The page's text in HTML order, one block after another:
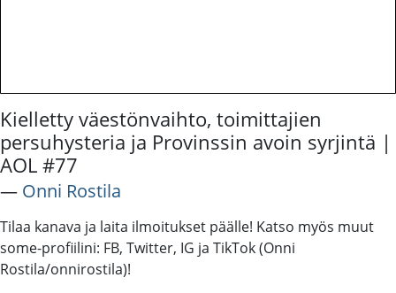
Kielletty väestönvaihto, toimittajien
persuhysteria ja Provinssin avoin syrjintä |
AOL #77
― Onni Rostila
Tilaa kanava ja laita ilmoitukset päälle! Katso myös muut
some-profiilini: FB, Twitter, IG ja TikTok (Onni
Rostila/onnirostila)!